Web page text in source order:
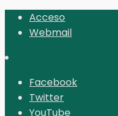
Acceso
Webmail
Facebook
Twitter
YouTube